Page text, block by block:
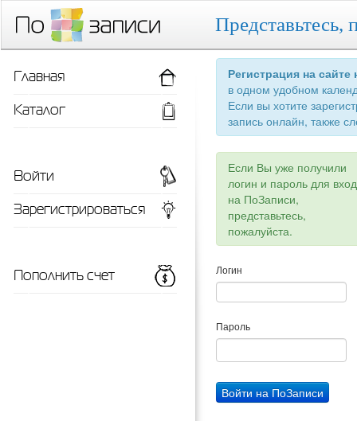
Представьтесь,
Регистрация на
в одном удобном
Если вы хотите
запись онлайн, также
Если Вы уже получили
логин и пароль для
на ПоЗаписи,
представьтесь,
пожалуйста.
Логин
Пароль
Главная
Каталог
Войти
Зарегистрироваться
Пополнить счет